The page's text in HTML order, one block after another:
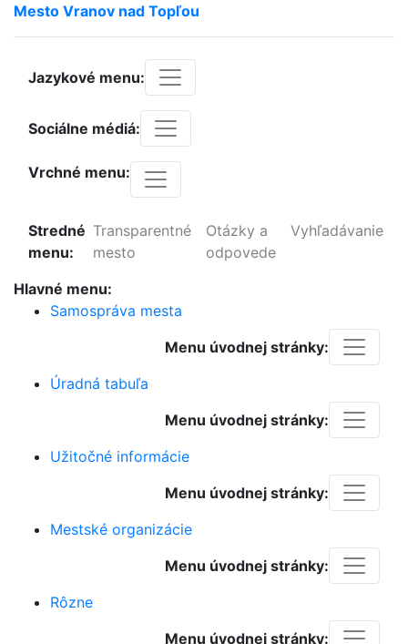
Mesto Vranov nad Topľou
Jazykové menu:
Sociálne médiá:
Vrchné menu:
Stredné
menu:
Transparentné
mesto
Otázky a
odpovede
Vyhľadávanie
Hlavné menu:
Samospráva mesta
Menu úvodnej stránky:
Úradná tabuľa
Menu úvodnej stránky:
Užitočné informácie
Menu úvodnej stránky:
Mestské organizácie
Menu úvodnej stránky:
Rôzne
Menu úvodnej stránky: